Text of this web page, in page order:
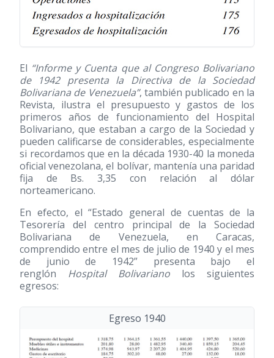
El “Informe y Cuenta que al Congreso Bolivariano
de 1942 presenta la Directiva de la Sociedad
Bolivariana de Venezuela”, también publicado en la
Revista, ilustra el presupuesto y gastos de los
primeros años de funcionamiento del Hospital
Bolivariano, que estaban a cargo de la Sociedad y
pueden calificarse de considerables, especialmente
si recordamos que en la década 1930-40 la moneda
oficial venezolana, el bolívar, mantenía una paridad
fija de Bs. 3,35 con relación al dólar
norteamericano.
En efecto, el “Estado general de cuentas de la
Tesorería del centro principal de la Sociedad
Bolivariana de Venezuela, en Caracas,
comprendido entre el mes de julio de 1940 y el mes
de junio de 1942” presenta bajo el
renglón Hospital Bolivariano los siguientes
egresos:
Egreso 1940